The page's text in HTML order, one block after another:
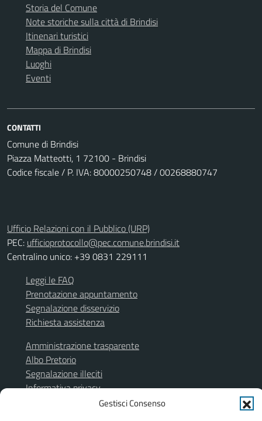
Gestisci Consenso
Storia del Comune
Note storiche sulla città di Brindisi
Itinenari turistici
Mappa di Brindisi
Luoghi
Eventi
CONTATTI
Comune di Brindisi
Piazza Matteotti, 1 72100 - Brindisi
Codice fiscale / P. IVA: 80000250748 / 00268880747
Ufficio Relazioni con il Pubblico (URP)
PEC: ufficioprotocollo@pec.comune.brindisi.it
Centralino unico: +39 0831 229111
Leggi le FAQ
Prenotazione appuntamento
Segnalazione disservizio
Richiesta assistenza
Amministrazione trasparente
Albo Pretorio
Segnalazione illeciti
Informativa privacy